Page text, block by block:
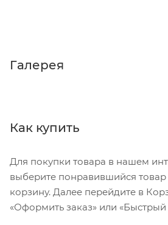
Галерея
Как купить
Для покупки товара в нашем
выберите понравившийся товар
корзину. Далее перейдите в
«Оформить заказ» или «Быстрый